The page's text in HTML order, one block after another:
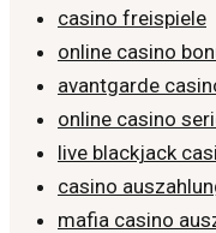
casino freispiele
online casino
avantgarde
online casino
live blackjack
casino
mafia casino